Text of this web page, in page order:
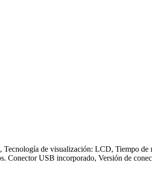
de visualización: LCD, Tiempo de
Conector USB incorporado, Versión de